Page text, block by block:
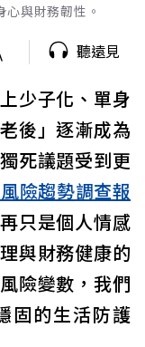
心與財務韌性。
聽遠見
少子化、單身
後」逐漸成為
死議題受到更
險趨勢調查報
只是個人情感
與財務健康的
險變數，我們
固的生活防護